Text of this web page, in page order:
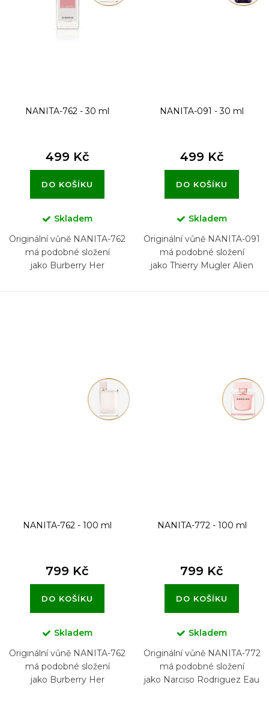
NANITA-762 - 30 ml
499 Kč
DO KOŠÍKU
Skladem
Originální vůně NANITA-762
má podobné složení
jako Burberry Her
NANITA-091 - 30 ml
499 Kč
DO KOŠÍKU
Skladem
Originální vůně NANITA-091
má podobné složení
jako Thierry Mugler Alien
NANITA-762 - 100 ml
799 Kč
DO KOŠÍKU
Skladem
Originální vůně NANITA-762
má podobné složení
jako Burberry Her
NANITA-772 - 100 ml
799 Kč
DO KOŠÍKU
Skladem
Originální vůně NANITA-772
má podobné složení
jako Narciso Rodriguez Eau